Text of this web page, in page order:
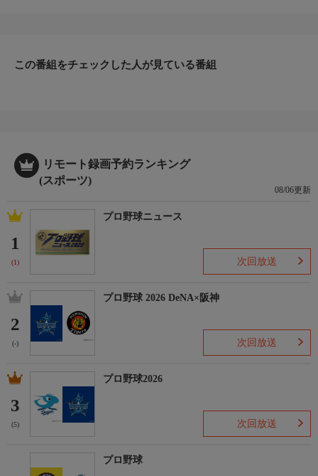
開催日：2026年2月2-3日
数々のスター選手たちを輩出してきたこの大会、果たして誰が優
勝するのか？
【フィギュアスケートHP】https://www.jsports.co.jp/skate/
この番組をチェックした人が見ている番組
リモート録画予約ランキング
(スポーツ)
08/06更新
1
(1)
プロ野球ニュース
次回放送
2
(-)
プロ野球 2026 DeNA×阪神
次回放送
3
(5)
プロ野球2026
次回放送
プロ野球